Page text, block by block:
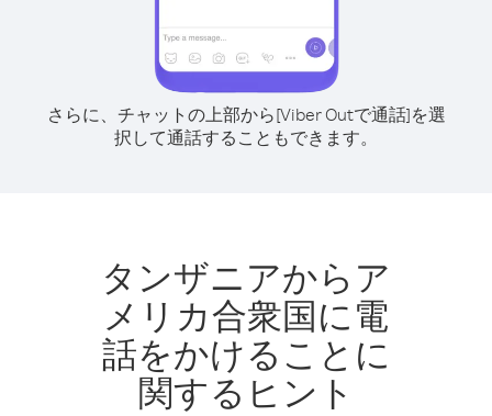
さらに、チャットの上部から[Viber Outで通話]を選
択して通話することもできます。
タンザニアからア
メリカ合衆国に電
話をかけることに
関するヒント